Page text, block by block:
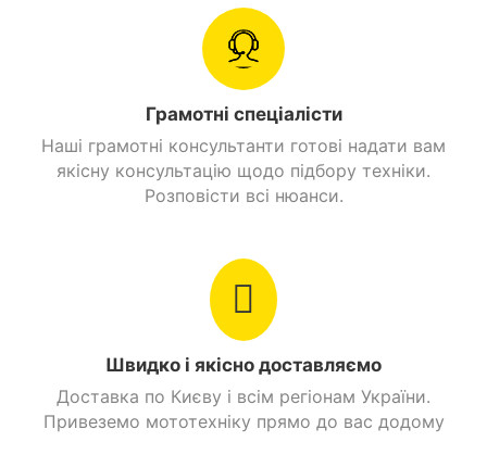
Луцьк, Чернівці, Миколаїв, Івано -Франківськ,
Житомир, Суми, Тернопіль, Чернігів, Ужгород
2,9 л./100 км.
Ланцюгова
Дуплексна,
трубчастий каркас.
15 л.
Є
Знайти схожі
Мотоцикли 200 куб. см. Дорожній
Грамотні спеціалісти
Наші грамотні консультанти готові надати вам
якісну консультацію щодо підбору техніки.
Розповісти всі нюанси.
Швидко і якісно доставляємо
Доставка по Києву і всім регіонам України.
Привеземо мототехніку прямо до вас додому